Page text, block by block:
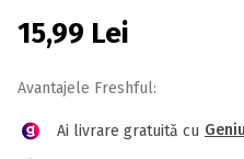
15,99 Lei
Avantajele Freshful:
Ai livrare gratuită cu